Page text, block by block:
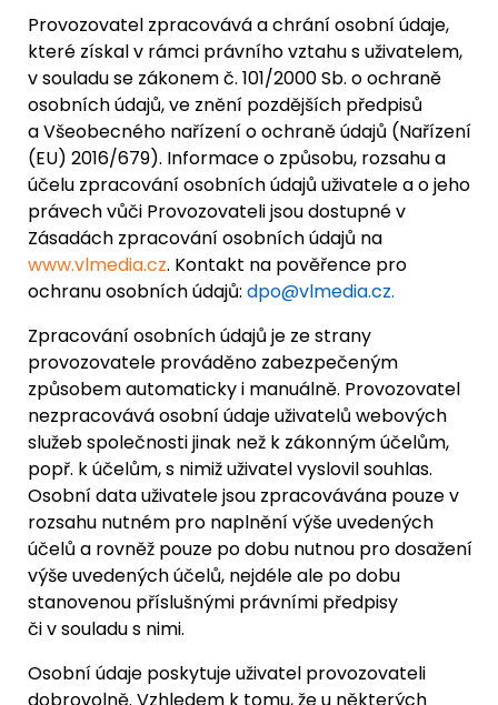
Provozovatel zpracovává a chrání osobní údaje,
které získal v rámci právního vztahu s uživatelem,
v souladu se zákonem č. 101/2000 Sb. o ochraně
osobních údajů, ve znění pozdějších předpisů
a Všeobecného nařízení o ochraně údajů (Nařízení
(EU) 2016/679). Informace o způsobu, rozsahu a
účelu zpracování osobních údajů uživatele a o jeho
právech vůči Provozovateli jsou dostupné v
Zásadách zpracování osobních údajů na
www.vlmedia.cz. Kontakt na pověřence pro
ochranu osobních údajů: dpo@vlmedia.cz.
Zpracování osobních údajů je ze strany
provozovatele prováděno zabezpečeným
způsobem automaticky i manuálně. Provozovatel
nezpracovává osobní údaje uživatelů webových
služeb společnosti jinak než k zákonným účelům,
popř. k účelům, s nimiž uživatel vyslovil souhlas.
Osobní data uživatele jsou zpracovávána pouze v
rozsahu nutném pro naplnění výše uvedených
účelů a rovněž pouze po dobu nutnou pro dosažení
výše uvedených účelů, nejdéle ale po dobu
stanovenou příslušnými právními předpisy
či v souladu s nimi.
Osobní údaje poskytuje uživatel provozovateli